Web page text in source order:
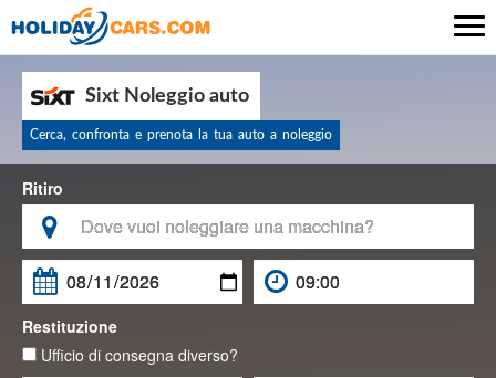
Sixt Noleggio auto
Cerca, confronta e prenota la tua auto a noleggio
Ritiro


Restituzione
Ufficio di consegna diverso?